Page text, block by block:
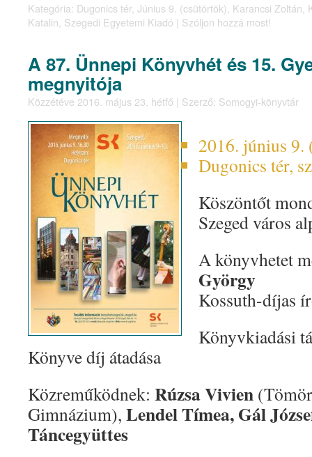
Kategória: Dugonics tér, Június 9. (csütörtök) Karancsi Zoltán
Katalin Szegedi Egyetemi Kiadó | Szóljon hozzá most!
A 87. Ünnepi Könyvhét és 15.
megnyitója
Közzétéve 2016. május 23. hétfő | Szerző: Somogyi-könyvtár
2016. június
Dugonics tér,
Köszöntőt
Szeged város
A könyvhetet
György
Kossuth-díjas
Könyvkiadási
Könyve díj átadása
Közreműködnek: Rúzsa Vivien
Gimnázium), Lendel Tímea, Gál
Táncegyüttes